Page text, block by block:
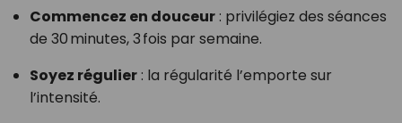
Commencez en douceur: privilégiez des séances
de 30 minutes, 3 fois par semaine.
Soyez régulier: la régularité l’emporte sur
l’intensité.